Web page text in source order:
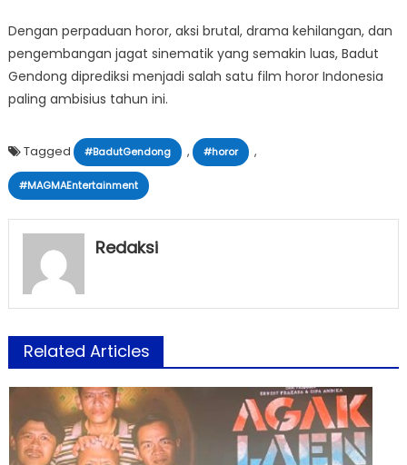
Dengan perpaduan horor, aksi brutal, drama kehilangan, dan
pengembangan jagat sinematik yang semakin luas, Badut
Gendong diprediksi menjadi salah satu film horor Indonesia
paling ambisius tahun ini.
Tagged #BadutGendong , #horor ,
#MAGMAEntertainment
Redaksi
Related Articles